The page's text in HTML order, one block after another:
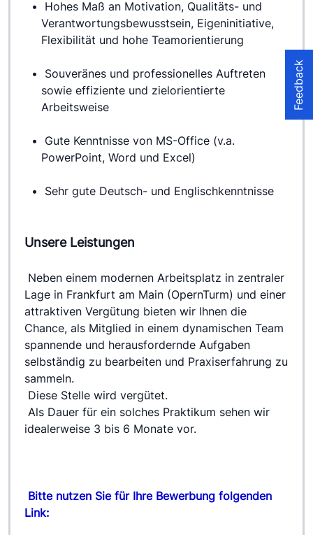
Hohes Maß an Motivation, Qualitäts- und
Verantwortungsbewusstsein, Eigeninitiative,
Flexibilität und hohe Teamorientierung
Souveränes und professionelles Auftreten
sowie effiziente und zielorientierte
Arbeitsweise
Gute Kenntnisse von MS-Office (v.a.
PowerPoint, Word und Excel)
Sehr gute Deutsch- und Englischkenntnisse
Unsere Leistungen
Lage in Frankfurt am Main (OpernTurm) und einer
attraktiven Vergütung bieten wir Ihnen die
Chance, als Mitglied in einem dynamischen Team
spannende und herausfordernde Aufgaben
selbständig zu bearbeiten und Praxiserfahrung zu
sammeln.
Diese Stelle wird vergütet.
idealerweise 3 bis 6 Monate vor.
Bitte nutzen Sie für Ihre Bewerbung folgenden
Link:
Feedback